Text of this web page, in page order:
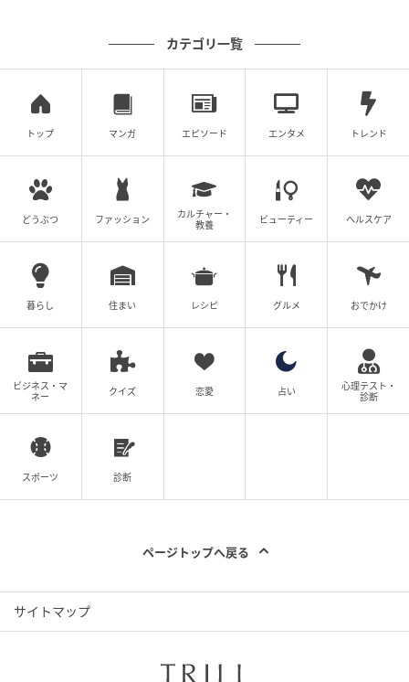
公式サイト
ライターコメント
はしもとみおさんが命を吹き込んだ木彫のケンちゃん
を、警備員さんが慈しむようになでる姿、何度見ても
涙が出てしまいます。たくさんの優しい思い出を届け
てくれたケンちゃん、ゴッちゃん、そして警備員さ
ん、本当にありがとうございます。
＜ライタープロフィル＞ ゆんち
2004年に産経新聞社へ入社。静岡、仙台での事件取材
を経て、東京社会部では厚生労働省を担当、派遣労働
問題などの社会課題を深く掘り下げる。また、特異な
キャリアとして法廷画家を兼務し、数多くの法廷画を
手掛けてきた。その後、産経新聞社が発行していたタ
ブロイド紙「SANKEI EX」にてブランド、旅、食をテ
ーマとした執筆活動を展開。南アフリカやオーストラ
て南太平洋のキリバス共和国への駐在経験も持つ。J-
すめニュースを3年間にわたり担当。
現在は2児の母となり、これまでの取材経験に加え、教
育、健康、ライフハックへと関心の幅を広げている。
カテゴリ一覧
トップ マンガ エピソード エンタメ トレンド
どうぶつ ファッション
カルチャー・
教養
ビューティー ヘルスケア
暮らし 住まい レシピ グルメ おでかけ
ビジネス・マ
ネー
クイズ 恋愛 占い
心理テスト・
診断
スポーツ 診断
ページトップへ戻る
サイトマップ